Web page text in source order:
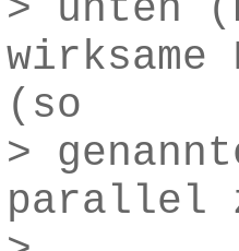
> unten
(so
>
parallel